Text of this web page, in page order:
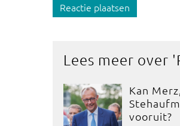
Reactie plaatsen
Lees meer over '
Kan
vooruit?